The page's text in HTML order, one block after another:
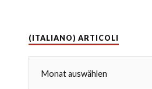
(ITALIANO) ARTICOLI